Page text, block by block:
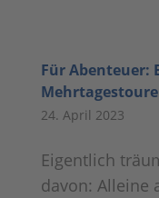
Für Abenteuer:
24. April 2023
Eigentlich
davon: Alleine